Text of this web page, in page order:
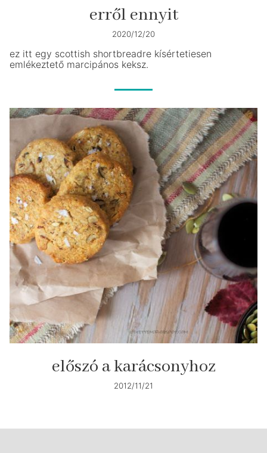
erről ennyit
2020/12/20
ez itt egy scottish shortbreadre kísértetiesen
emlékeztető marcipános keksz.
előszó a karácsonyhoz
2012/11/21